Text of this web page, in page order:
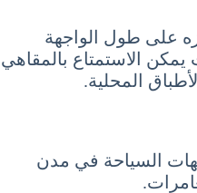
على طول الواجهة
يمكن الاستمتاع بالمقاهي
المحلية.
السياحة في مدن